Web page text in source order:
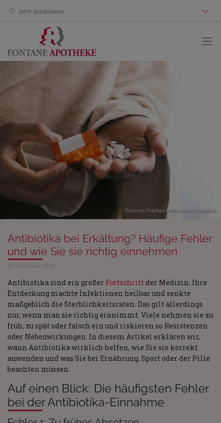
Jetzt geschlossen
Foto vonTowfiqu barbhuiya auf Unsplash
Antibiotika bei Erkältung? Häufige Fehler
und wie Sie sie richtig einnehmen
04. Dezember 2025
Antibiotika sind ein großer Fortschrittder Medizin. Ihre
Entdeckung machte Infektionen heilbar und senkte
maßgeblich die Sterblichkeitsraten. Das gilt allerdings
nur, wenn man sie richtig einnimmt. Viele nehmen sie zu
früh, zu spät oder falsch ein und riskieren so Resistenzen
oder Nebenwirkungen. In diesem Artikel erklären wir,
wann Antibiotika wirklich helfen, wie Sie sie korrekt
anwenden und was Sie bei Ernährung, Sport oder der Pille
beachten müssen.
Auf einen Blick: Die häufigsten Fehler
bei der Antibiotika-Einnahme